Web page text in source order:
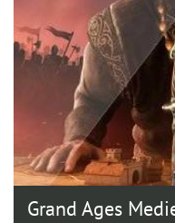
Grand Ages